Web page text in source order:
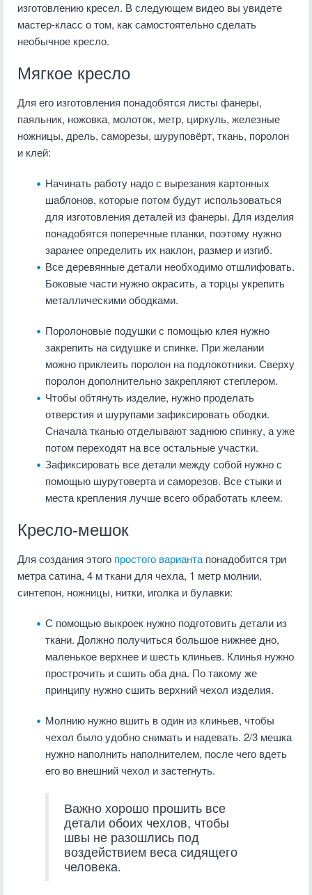
изготовлению кресел. В следующем видео вы увидете
мастер-класс о том, как самостоятельно сделать
необычное кресло.
Мягкое кресло
Для его изготовления понадобятся листы фанеры,
паяльник, ножовка, молоток, метр, циркуль, железные
ножницы, дрель, саморезы, шуруповёрт, ткань, поролон
и клей:
Начинать работу надо с вырезания картонных
шаблонов, которые потом будут использоваться
для изготовления деталей из фанеры. Для изделия
понадобятся поперечные планки, поэтому нужно
заранее определить их наклон, размер и изгиб.
Все деревянные детали необходимо отшлифовать.
Боковые части нужно окрасить, а торцы укрепить
металлическими ободками.
Поролоновые подушки с помощью клея нужно
закрепить на сидушке и спинке. При желании
можно приклеить поролон на подлокотники. Сверху
поролон дополнительно закрепляют степлером.
Чтобы обтянуть изделие, нужно проделать
отверстия и шурупами зафиксировать ободки.
Сначала тканью отделывают заднюю спинку, а уже
потом переходят на все остальные участки.
Зафиксировать все детали между собой нужно с
помощью шурутоверта и саморезов. Все стыки и
места крепления лучше всего обработать клеем.
Кресло-мешок
Для создания этого простого варианта понадобится три
метра сатина, 4 м ткани для чехла, 1 метр молнии,
синтепон, ножницы, нитки, иголка и булавки:
С помощью выкроек нужно подготовить детали из
ткани. Должно получиться большое нижнее дно,
маленькое верхнее и шесть клиньев. Клинья нужно
прострочить и сшить оба дна. По такому же
принципу нужно сшить верхний чехол изделия.
Молнию нужно вшить в один из клиньев, чтобы
чехол было удобно снимать и надевать. 2/3 мешка
нужно наполнить наполнителем, после чего вдеть
его во внешний чехол и застегнуть.
Важно хорошо прошить все
детали обоих чехлов, чтобы
швы не разошлись под
воздействием веса сидящего
человека.